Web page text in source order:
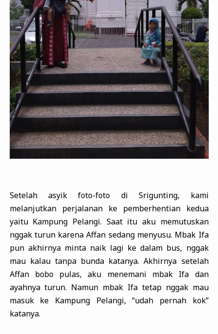
Setelah asyik foto-foto di Srigunting, kami
melanjutkan perjalanan ke pemberhentian kedua
yaitu Kampung Pelangi. Saat itu aku memutuskan
nggak turun karena Affan sedang menyusu. Mbak Ifa
pun akhirnya minta naik lagi ke dalam bus, nggak
mau kalau tanpa bunda katanya. Akhirnya setelah
Affan bobo pulas, aku menemani mbak Ifa dan
ayahnya turun. Namun mbak Ifa tetap nggak mau
masuk ke Kampung Pelangi, “udah pernah kok”
katanya.